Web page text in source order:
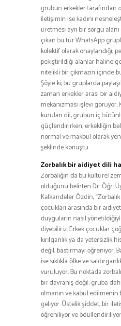
grubun erkekler tarafından
iletişimin ise kadını
üretmesi ayrı bir sorgu
çıkan bu tür WhatsApp
kolektif olarak onaylandığı,
pekiştirildiği alanlar haline
nitelikli bir çıkmazın içinde
Şöyle ki; bu gruplarda
zaman erkekler arası bir
mekanizması işlevi
kurulan dil, grubun iç
güçlendirirken, erkekliğin
normal ve makbul olarak
şeklinde konuştu.
Zorbalık bir aidiyet dili
Zorbalığın da bu kültürel
olduğunu belirten Dr. Öğr.
Kalkandeler Özdin,
çocukları arasında bir
duyguların nasıl
diyebiliriz. Erkek çocuklar
kırılganlık ya da yetersizlik
değil, bastırmayı öğreniyor.
ise sıklıkla öfke ve
vuruluyor. Bu noktada
bir davranış değil; gruba
olmanın ve kabul
geliyor. Üstelik şiddet, bir
öğreniliyor ve